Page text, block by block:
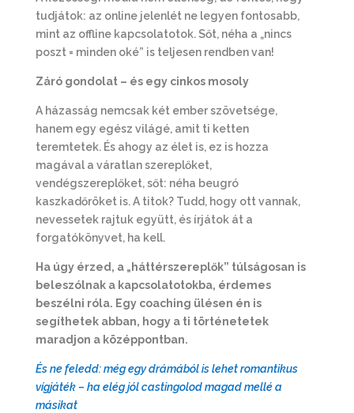
tudjátok: az online jelenlét ne legyen fontosabb,
mint az offline kapcsolatotok. Sőt, néha a „nincs
poszt = minden oké” is teljesen rendben van!
Záró gondolat – és egy cinkos mosoly
A házasság nemcsak két ember szövetsége,
hanem egy egész világé, amit ti ketten
teremtetek. És ahogy az élet is, ez is hozza
magával a váratlan szereplőket,
vendégszereplőket, sőt: néha beugró
kaszkadőröket is. A titok? Tudd, hogy ott vannak,
nevessetek rajtuk együtt, és írjátok át a
forgatókönyvet, ha kell.
Ha úgy érzed, a „háttérszereplők” túlságosan is
beleszólnak a kapcsolatotokba, érdemes
beszélni róla. Egy coaching ülésen én is
segíthetek abban, hogy a ti történetetek
marad jon a középpontban.
És ne feledd: még egy drámából is lehet romantikus
vígjáték – ha elég jól castingolod magad mellé a
másikat